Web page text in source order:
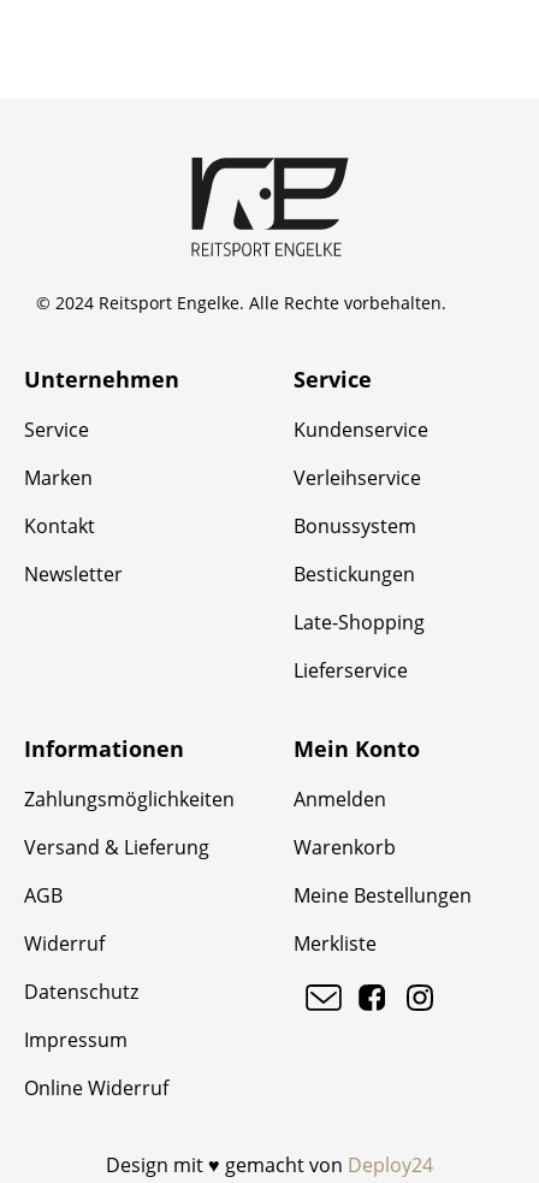
© 2024 Reitsport Engelke. Alle Rechte vorbehalten.
Unternehmen
Service
Marken
Kontakt
Newsletter
Service
Kundenservice
Verleihservice
Bonussystem
Bestickungen
Late-Shopping
Lieferservice
Informationen
Zahlungsmöglichkeiten
Versand & Lieferung
AGB
Widerruf
Datenschutz
Impressum
Online Widerruf
Mein Konto
Anmelden
Warenkorb
Meine Bestellungen
Merkliste
Design mit ♥ gemacht von Deploy24